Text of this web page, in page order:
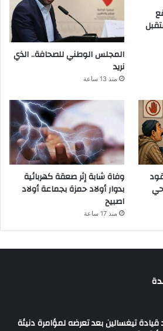
المجلس الوطني للصحافة.. الذي
نريد
منذ 13 ساعة
وفاة شابة إثر صعقة كهربائية
بدوار أولاد حمزة بجماعة أولاد
اصبيح
منذ 17 ساعة
قيادة تيغسالين بعد تعرضه لمؤامرة دنيئة